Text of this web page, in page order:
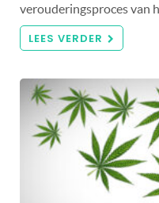
verouderingsproces van
LEES VERDER